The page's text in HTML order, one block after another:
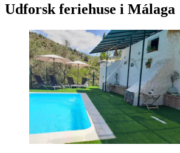
Udforsk feriehuse i Málaga